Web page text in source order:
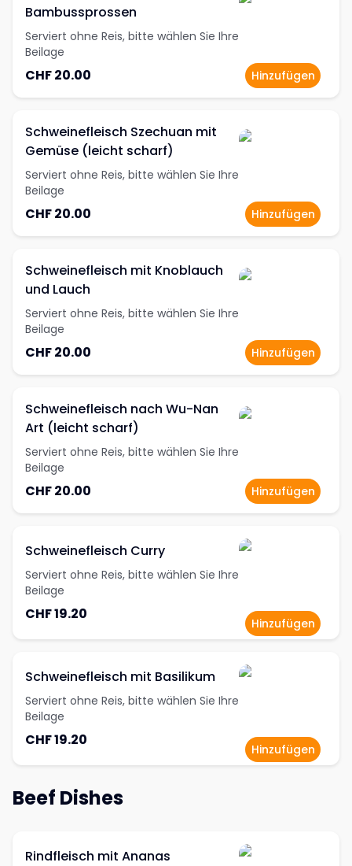
Bambussprossen
Serviert ohne Reis, bitte wählen Sie Ihre
Beilage
CHF 20.00 Hinzufügen
Schweinefleisch Szechuan mit
Gemüse (leicht scharf)
Serviert ohne Reis, bitte wählen Sie Ihre
Beilage
CHF 20.00 Hinzufügen
Schweinefleisch mit Knoblauch
und Lauch
Serviert ohne Reis, bitte wählen Sie Ihre
Beilage
CHF 20.00 Hinzufügen
Schweinefleisch nach Wu-Nan
Art (leicht scharf)
Serviert ohne Reis, bitte wählen Sie Ihre
Beilage
CHF 20.00 Hinzufügen
Schweinefleisch Curry
Serviert ohne Reis, bitte wählen Sie Ihre
Beilage
CHF 19.20
Hinzufügen
Schweinefleisch mit Basilikum
Serviert ohne Reis, bitte wählen Sie Ihre
Beilage
CHF 19.20
Hinzufügen
Beef Dishes
Rindfleisch mit Ananas